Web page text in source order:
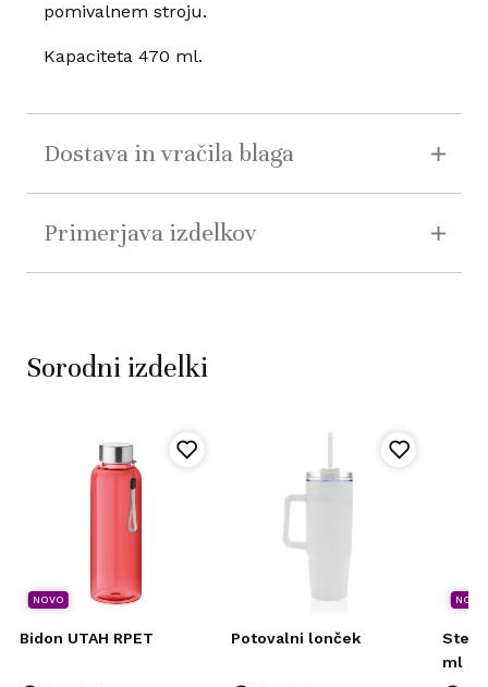
pomivalnem stroju.
Kapaciteta 470 ml.
Dostava in vračila blaga
Primerjava izdelkov
Sorodni izdelki
NOVO
Bidon UTAH RPET Potovalni lonček
NOVO
ml